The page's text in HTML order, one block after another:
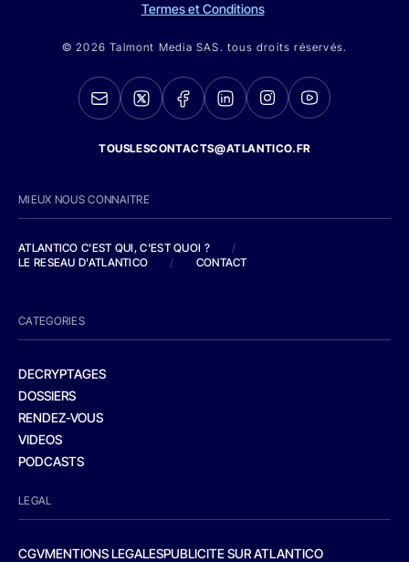
Termes et Conditions
© 2026 Talmont Media SAS. tous droits réservés.
TOUSLESCONTACTS@ATLANTICO.FR
MIEUX NOUS CONNAITRE
ATLANTICO C'EST QUI, C'EST QUOI ?
/
LE RESEAU D'ATLANTICO
/ CONTACT
CATEGORIES
DECRYPTAGES
DOSSIERS
RENDEZ-VOUS
VIDEOS
PODCASTS
LEGAL
CGVMENTIONS LEGALESPUBLICITE SUR ATLANTICO